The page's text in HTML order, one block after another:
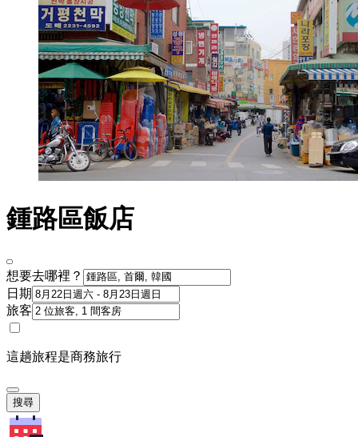
鍾路區飯店
想要去哪裡？
日期
旅客
這趟旅程是商務旅行
搜尋